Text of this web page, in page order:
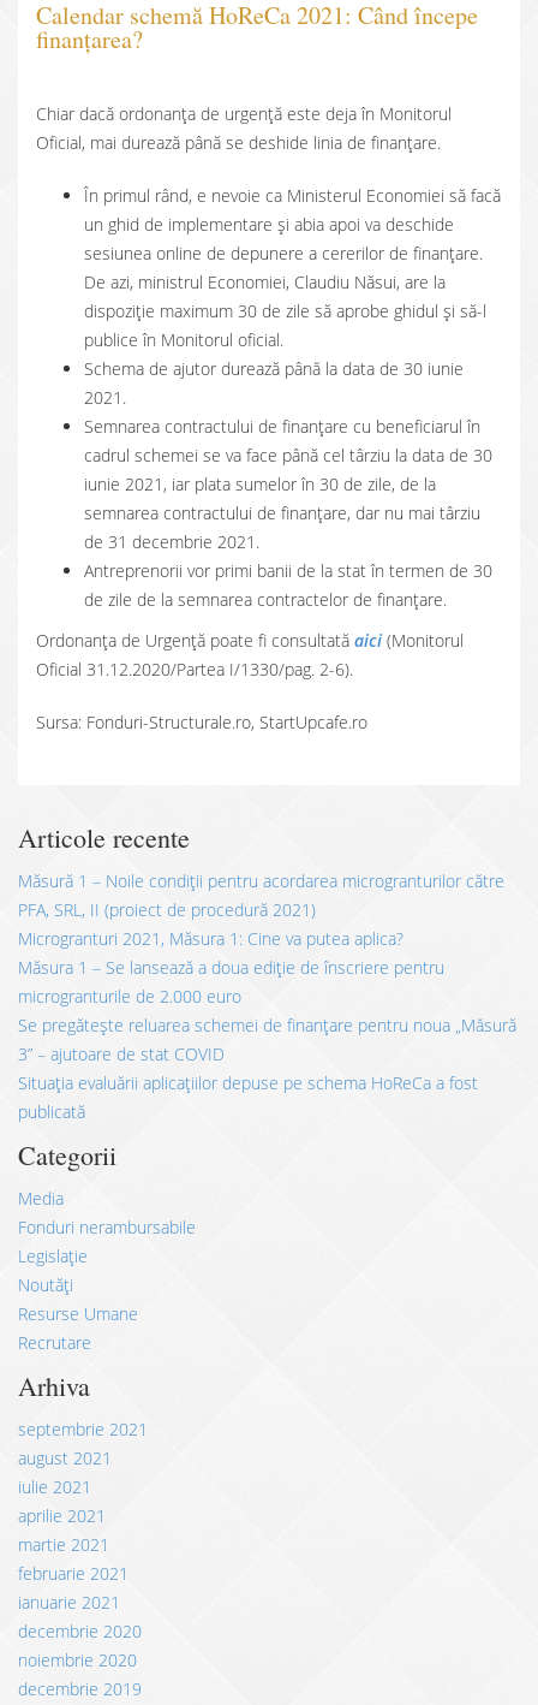
Calendar schemă HoReCa 2021: Când începe
finanțarea?
Chiar dacă ordonanța de urgență este deja în Monitorul
Oficial, mai durează până se deshide linia de finanțare.
În primul rând, e nevoie ca Ministerul Economiei să facă
un ghid de implementare și abia apoi va deschide
sesiunea online de depunere a cererilor de finanțare.
De azi, ministrul Economiei, Claudiu Năsui, are la
dispoziție maximum 30 de zile să aprobe ghidul și să-l
publice în Monitorul oficial.
Schema de ajutor durează până la data de 30 iunie
2021.
Semnarea contractului de finanțare cu beneficiarul în
cadrul schemei se va face până cel târziu la data de 30
iunie 2021, iar plata sumelor în 30 de zile, de la
semnarea contractului de finanțare, dar nu mai târziu
de 31 decembrie 2021.
Antreprenorii vor primi banii de la stat în termen de 30
de zile de la semnarea contractelor de finanțare.
Ordonanța de Urgență poate fi consultată aici (Monitorul
Oficial 31.12.2020/Partea I/1330/pag. 2-6).
Sursa: Fonduri-Structurale.ro, StartUpcafe.ro
Articole recente
Măsură 1 – Noile condiții pentru acordarea microgranturilor către
PFA, SRL, II (proiect de procedură 2021)
Microgranturi 2021, Măsura 1: Cine va putea aplica?
Măsura 1 – Se lansează a doua ediție de înscriere pentru
microgranturile de 2.000 euro
Se pregătește reluarea schemei de finanțare pentru noua „Măsură
3” – ajutoare de stat COVID
Situația evaluării aplicațiilor depuse pe schema HoReCa a fost
publicată
Categorii
Media
Fonduri nerambursabile
Legislație
Noutăți
Resurse Umane
Recrutare
Arhiva
septembrie 2021
august 2021
iulie 2021
aprilie 2021
martie 2021
februarie 2021
ianuarie 2021
decembrie 2020
noiembrie 2020
decembrie 2019